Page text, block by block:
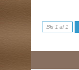
Bls 1 af 1